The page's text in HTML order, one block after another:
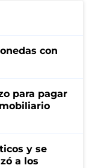
con
para pagar
y se
a los